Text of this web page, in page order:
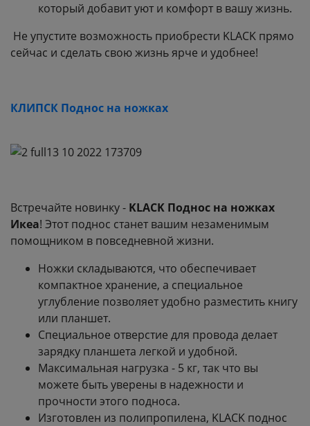
который добавит уют и комфорт в вашу жизнь.
Не упустите возможность приобрести KLACK прямо
сейчас и сделать свою жизнь ярче и удобнее!
КЛИПСК Поднос на ножках
Встречайте новинку - KLACK Поднос на ножках
Икеа! Этот поднос станет вашим незаменимым
помощником в повседневной жизни.
Ножки складываются, что обеспечивает
компактное хранение, а специальное
углубление позволяет удобно разместить книгу
или планшет.
Специальное отверстие для провода делает
зарядку планшета легкой и удобной.
Максимальная нагрузка - 5 кг, так что вы
можете быть уверены в надежности и
прочности этого подноса.
Изготовлен из полипропилена, KLACK поднос